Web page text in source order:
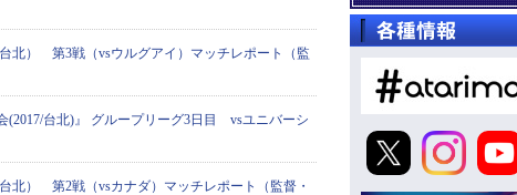
台北） 第3戦（vsウルグアイ）マッチレポート（監
(2017/台北)』 グループリーグ3日目 vsユニバーシ
北） 第2戦（vsカナダ）マッチレポート（監督・